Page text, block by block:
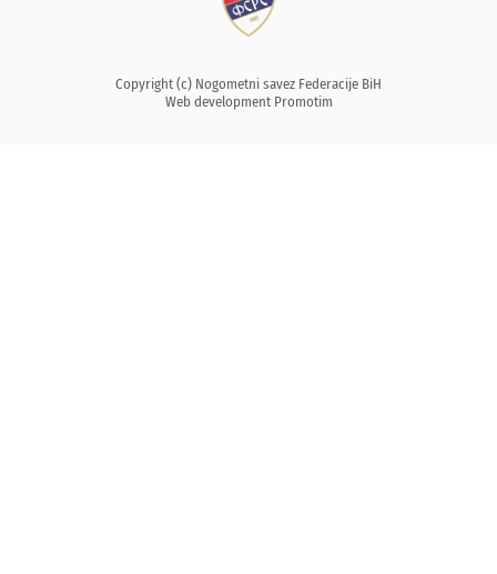
Copyright (c) Nogometni savez Federacije BiH
Web development Promotim